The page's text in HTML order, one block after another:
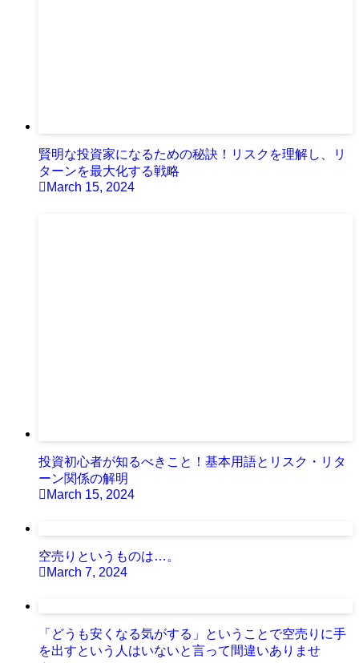
賢明な投資家になるための秘訣！リスクを理解し、リ
ターンを最大化する戦略
March 15, 2024
投資初心者が知るべきこと！基本用語とリスク・リタ
ーン関係の解明
March 15, 2024
空売りというものは…。
March 7, 2024
「どうも安くなる気がする」ということで空売りに手
を出すという人はいないと言って間違いありませ